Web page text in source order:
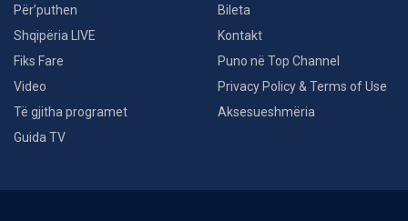
Për’puthen
Shqipëria LIVE
Fiks Fare
Video
Të gjitha programet
Guida TV
Bileta
Kontakt
Puno në Top Channel
Privacy Policy & Terms of Use
Aksesueshmëria